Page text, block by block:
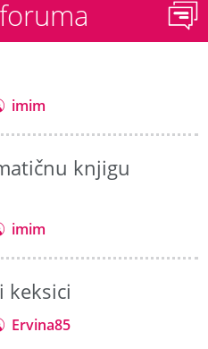
imim
knjigu
imim
keksici
Ervina85